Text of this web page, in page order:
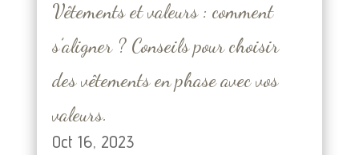
Vêtements et valeurs : comment
s’aligner ? Conseils pour choisir
des vêtements en phase avec vos
valeurs.
Oct 16, 2023